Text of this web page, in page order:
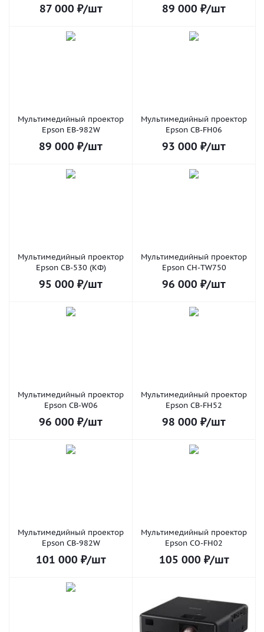
87 000 ₽/шт 89 000 ₽/шт
Мультимедийный проектор
Epson EB-982W
89 000 ₽/шт
Мультимедийный проектор
Epson CB-FH06
93 000 ₽/шт
Мультимедийный проектор
Epson CB-530 (КФ)
95 000 ₽/шт
Мультимедийный проектор
Epson CH-TW750
96 000 ₽/шт
Мультимедийный проектор
Epson CB-W06
96 000 ₽/шт
Мультимедийный проектор
Epson CB-FH52
98 000 ₽/шт
Мультимедийный проектор
Epson CB-982W
101 000 ₽/шт
Мультимедийный проектор
Epson CO-FH02
105 000 ₽/шт